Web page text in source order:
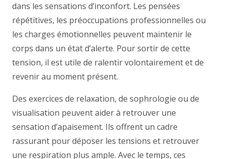
dans les sensations d’inconfort. Les pensées
répétitives, les préoccupations professionnelles ou
les charges émotionnelles peuvent maintenir le
corps dans un état d’alerte. Pour sortir de cette
tension, il est utile de ralentir volontairement et de
revenir au moment présent.
Des exercices de relaxation, de sophrologie ou de
visualisation peuvent aider à retrouver une
sensation d’apaisement. Ils offrent un cadre
rassurant pour déposer les tensions et retrouver
une respiration plus ample. Avec le temps, ces